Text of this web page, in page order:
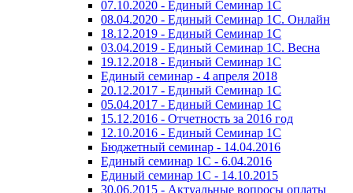
07.10.2020 - Единый Семинар 1С
08.04.2020 - Единый Семинар 1С. Онлайн
18.12.2019 - Единый Семинар 1С
03.04.2019 - Единый Семинар 1С. Весна
19.12.2018 - Единый Семинар 1С
Единый семинар - 4 апреля 2018
20.12.2017 - Единый Семинар 1С
05.04.2017 - Единый Семинар 1С
15.12.2016 - Отчетность за 2016 год
12.10.2016 - Единый Семинар 1С
Бюджетный семинар - 14.04.2016
Единый семинар 1С - 6.04.2016
Единый семинар 1С - 14.10.2015
30.06.2015 - Актуальные вопросы оплаты